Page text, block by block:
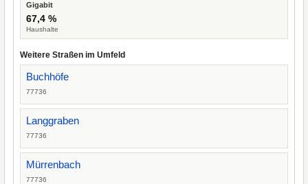
Gigabit
67,4 %
Haushalte
Weitere Straßen im Umfeld
Buchhöfe
77736
Langgraben
77736
Mürrenbach
77736